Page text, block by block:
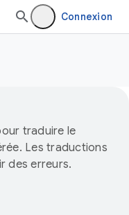
Connexion
traduire le
Les traductions
des erreurs.